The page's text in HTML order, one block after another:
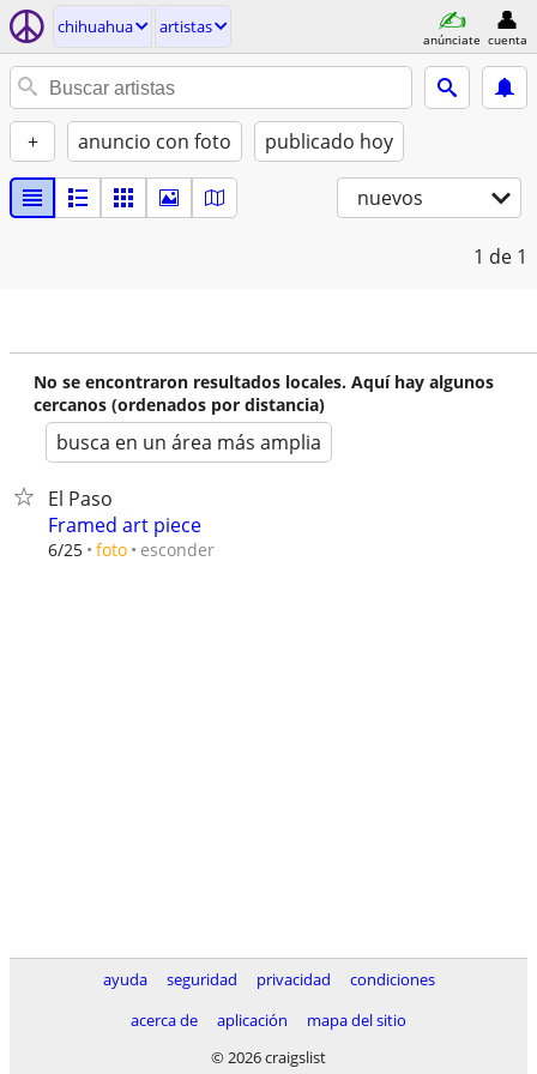
chihuahua artistas
anúnciate cuenta
+ anuncio con foto publicado hoy
nuevos
1 de 1
No se encontraron resultados locales. Aquí hay algunos
cercanos (ordenados por distancia)
busca en un área más amplia
El Paso
Framed art piece
6/25 foto esconder
ayuda seguridad privacidad
condiciones
acerca de
aplicación
mapa del sitio
© 2026 craigslist